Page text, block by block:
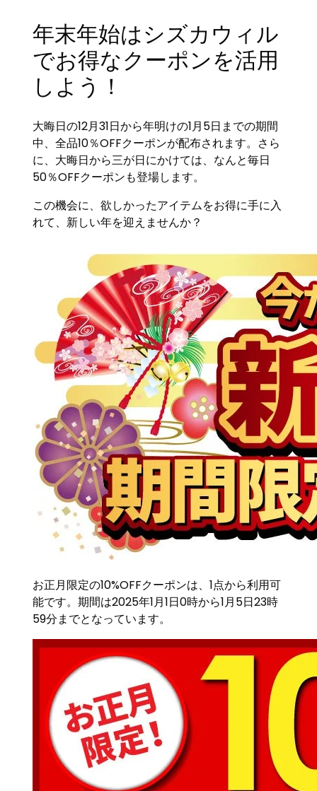
年末年始はシズカウィル
でお得なクーポンを活用
しよう！
大晦日の12月31日から年明けの1月5日までの期間
中、全品10％OFFクーポンが配布されます。さら
に、大晦日から三が日にかけては、なんと毎日
50％OFFクーポンも登場します。
この機会に、欲しかったアイテムをお得に手に入
れて、新しい年を迎えませんか？
お正月限定の10%OFFクーポンは、1点から利用可
能です。期間は2025年1月1日0時から1月5日23時
59分までとなっています。